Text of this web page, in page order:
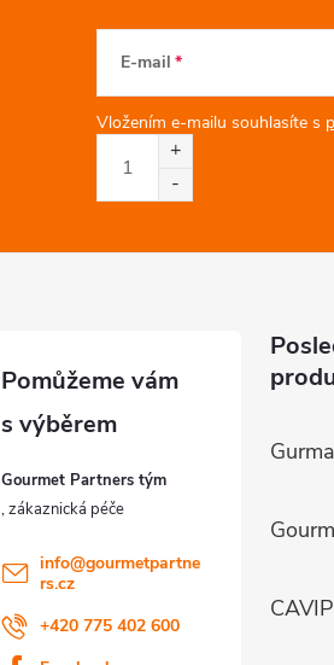
E-mail
Vložením e-mailu souhlasíte s
Gourmet Partners tým
info@gourmetpartne
rs.cz
+420 775 402 600